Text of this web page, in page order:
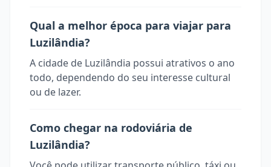
Qual a melhor época para viajar para
Luzilândia?
A cidade de Luzilândia possui atrativos o ano
todo, dependendo do seu interesse cultural
ou de lazer.
Como chegar na rodoviária de
Luzilândia?